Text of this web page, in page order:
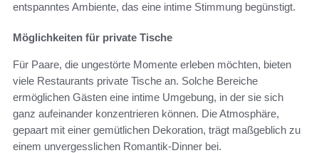
entspanntes Ambiente, das eine intime Stimmung begünstigt.
Möglichkeiten für private Tische
Für Paare, die ungestörte Momente erleben möchten, bieten
viele Restaurants private Tische an. Solche Bereiche
ermöglichen Gästen eine intime Umgebung, in der sie sich
ganz aufeinander konzentrieren können. Die Atmosphäre,
gepaart mit einer gemütlichen Dekoration, trägt maßgeblich zu
einem unvergesslichen Romantik-Dinner bei.